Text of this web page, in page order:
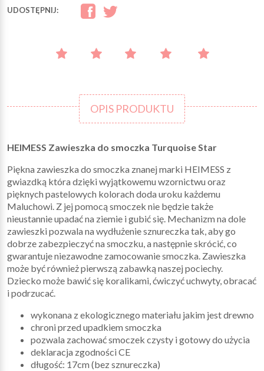
UDOSTĘPNIJ:
OPIS PRODUKTU
HEIMESS Zawieszka do smoczka Turquoise Star
Piękna zawieszka do smoczka znanej marki HEIMESS z
gwiazdką która dzięki wyjątkowemu wzornictwu oraz
pięknych pastelowych kolorach doda uroku każdemu
Maluchowi. Z jej pomocą smoczek nie będzie także
nieustannie upadać na ziemie i gubić się. Mechanizm na dole
zawieszki pozwala na wydłużenie sznureczka tak, aby go
dobrze zabezpieczyć na smoczku, a następnie skrócić, co
gwarantuje niezawodne zamocowanie smoczka. Zawieszka
może być również pierwszą zabawką naszej pociechy.
Dziecko może bawić się koralikami, ćwiczyć uchwyty, obracać
i podrzucać.
wykonana z ekologicznego materiału jakim jest drewno
chroni przed upadkiem smoczka
pozwala zachować smoczek czysty i gotowy do użycia
deklaracja zgodności CE
długość: 17cm (bez sznureczka)